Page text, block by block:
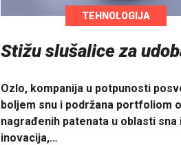
TEHNOLOGIJA
Stižu slušalice za
Ozlo, kompanija u potpunosti
boljem snu i podržana portfoliom
nagrađenih patenata u oblasti sna
inovacija,…